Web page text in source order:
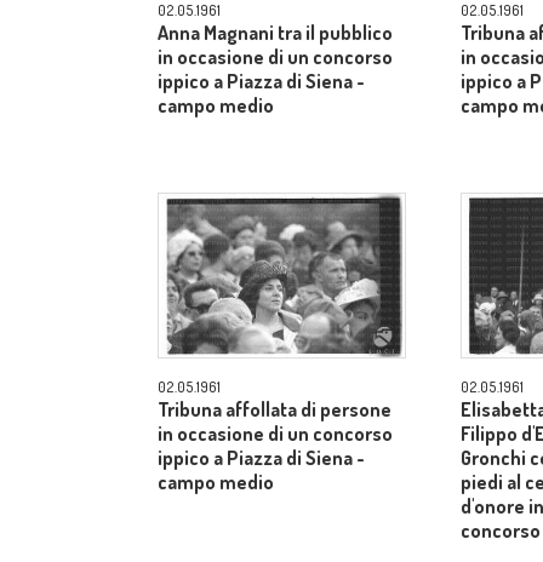
02.05.1961
Anna Magnani tra il pubblico
in occasione di un concorso
ippico a Piazza di Siena -
campo medio
02.05.1961
Tribuna
in
ippico a
campo
02.05.1961
Tribuna affollata di persone
in occasione di un concorso
ippico a Piazza di Siena -
campo medio
02.05.1961
Filippo
Gronchi
piedi al
d'onore